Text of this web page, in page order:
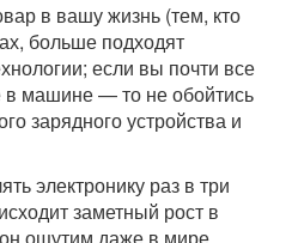
в вашу жизнь (тем, кто
больше подходят
если вы почти все
в машине — то не обойтись
зарядного устройства и
электронику раз в три
заметный рост в